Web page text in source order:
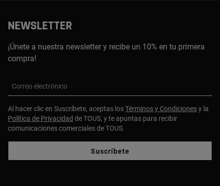
NEWSLETTER
¡Únete a nuestra newsletter y recibe un 10% en tu primera
compra!
Correo electrónico
Al hacer clic en Suscríbete, aceptas losTérminos y Condicionesy la
Política de Privacidad de TOUS, y te apuntas para recibir
comunicaciones comerciales de TOUS.
Suscríbete